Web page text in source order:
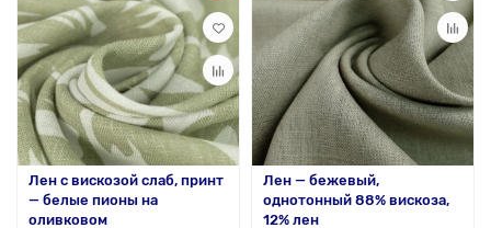
Лен с вискозой слаб, принт
— белые пионы на
оливковом
Лен — бежевый,
однотонный 88% вискоза,
12% лен